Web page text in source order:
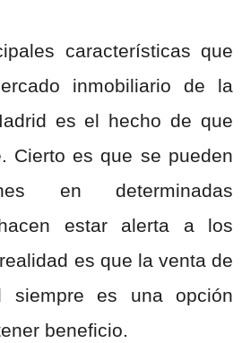
características que
inmobiliario de la
es el hecho de que
Cierto es que se pueden
en determinadas
estar alerta a los
es que la venta de
siempre es una opción
beneficio.